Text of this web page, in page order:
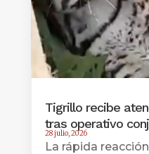
Tigrillo recibe
tras operativo
28 julio, 2026
La rápida